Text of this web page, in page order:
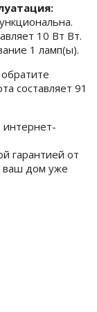
10 Вт Вт.
1 ламп(ы).
составляет 91
гарантией от
ваш дом уже